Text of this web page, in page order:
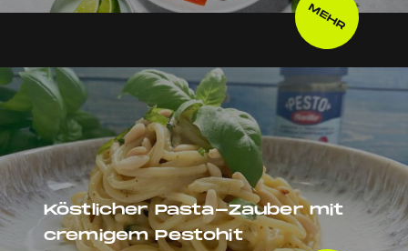
MEHR
Köstlicher Pasta-Zauber mit
cremigem Pestohit